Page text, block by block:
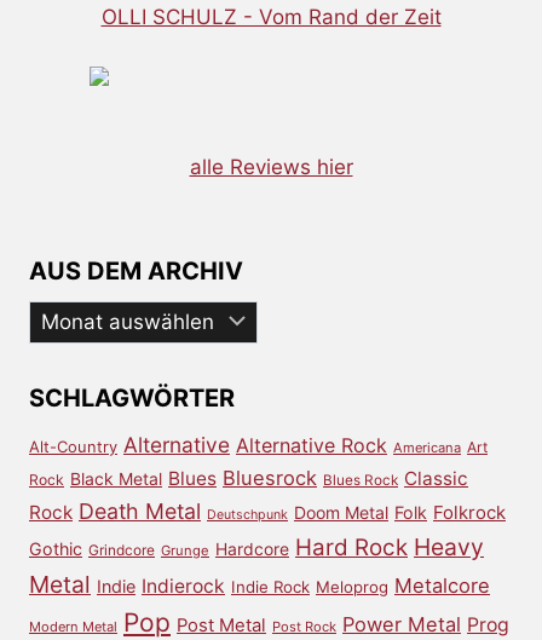
OLLI SCHULZ - Vom Rand der Zeit
alle Reviews hier
AUS DEM ARCHIV
Aus
dem
SCHLAGWÖRTER
Alt-Country Alternative Alternative Rock Americana Art
Rock Black Metal Blues Bluesrock Blues Rock Classic
Rock Death Metal Deutschpunk Doom Metal Folk Folkrock
Gothic Grindcore Grunge Hardcore Hard Rock Heavy
Metal Indie Indierock Indie Rock Meloprog Metalcore
Modern Metal Pop Post Metal Post Rock Power Metal Prog